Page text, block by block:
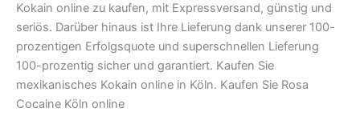
Kokain online zu kaufen, mit Expressversand, günstig und
seriös. Darüber hinaus ist Ihre Lieferung dank unserer 100-
prozentigen Erfolgsquote und superschnellen Lieferung
100-prozentig sicher und garantiert. Kaufen Sie
mexikanisches Kokain online in Köln. Kaufen Sie Rosa
Cocaine Köln online